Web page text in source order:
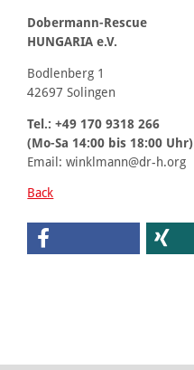
Dobermann-Rescue
HUNGARIA e.V.
Bodlenberg 1
42697 Solingen
Tel.: +49 170 9318 266
(Mo-Sa 14:00 bis 18:00 Uhr)
Email: winklmann@dr-h.org
Back